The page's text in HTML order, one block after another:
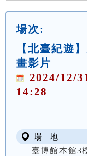
場次:
【北臺紀遊
畫影片
2024/12/
14:28
場 地
臺博館本館3